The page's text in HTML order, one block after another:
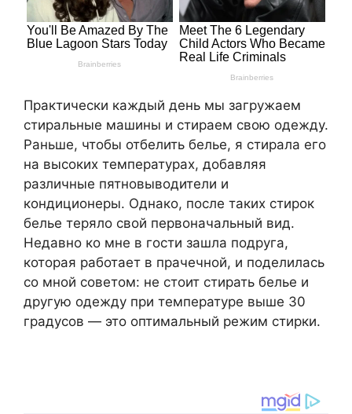
Практически каждый день мы загружаем
стиральные машины и стираем свою одежду.
Раньше, чтобы отбелить белье, я стирала его
на высоких температурах, добавляя
различные пятновыводители и
кондиционеры. Однако, после таких стирок
белье теряло свой первоначальный вид.
Недавно ко мне в гости зашла подруга,
которая работает в прачечной, и поделилась
со мной советом: не стоит стирать белье и
другую одежду при температуре выше 30
градусов — это оптимальный режим стирки.